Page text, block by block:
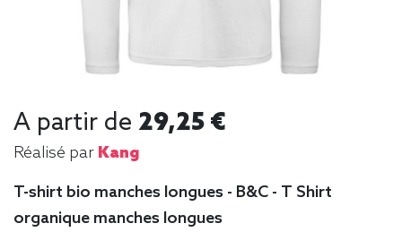
A partir de 29,25 €
Réalisé par Kang
T-shirt bio manches longues - B&C - T Shirt
organique manches longues